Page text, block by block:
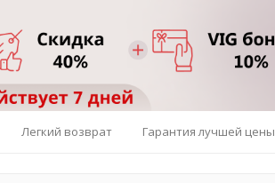
Легкий возврат Гарантия лучшей цены